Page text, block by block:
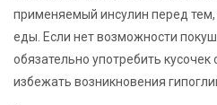
применяемый инсулин перед тем,
еды. Если нет возможности
обязательно употребить кусочек
избежать возникновения